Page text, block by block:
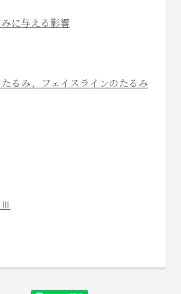
に与える影響
るみ、フェイスラインのたるみ
Ⅲ